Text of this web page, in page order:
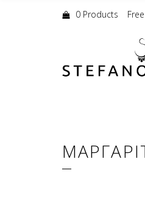
Cart:
0 Products